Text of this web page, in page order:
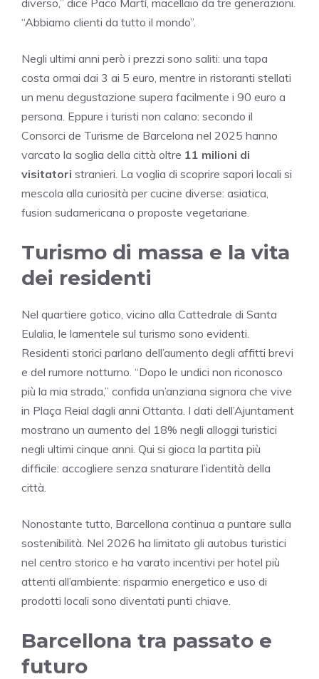
“Abbiamo clienti da tutto il mondo”.
Negli ultimi anni però i prezzi sono saliti: una tapa
costa ormai dai 3 ai 5 euro, mentre in ristoranti stellati
un menu degustazione supera facilmente i 90 euro a
persona. Eppure i turisti non calano: secondo il
Consorci de Turisme de Barcelona nel 2025 hanno
varcato la soglia della città oltre 11 milioni di
visitatori stranieri. La voglia di scoprire sapori locali si
mescola alla curiosità per cucine diverse: asiatica,
fusion sudamericana o proposte vegetariane.
Turismo di massa e la vita
dei residenti
Nel quartiere gotico, vicino alla Cattedrale di Santa
Eulalia, le lamentele sul turismo sono evidenti.
Residenti storici parlano dell’aumento degli affitti brevi
e del rumore notturno. “Dopo le undici non riconosco
più la mia strada,” confida un’anziana signora che vive
in Plaça Reial dagli anni Ottanta. I dati dell’Ajuntament
mostrano un aumento del 18% negli alloggi turistici
negli ultimi cinque anni. Qui si gioca la partita più
difficile: accogliere senza snaturare l’identità della
città.
Nonostante tutto, Barcellona continua a puntare sulla
sostenibilità. Nel 2026 ha limitato gli autobus turistici
nel centro storico e ha varato incentivi per hotel più
attenti all’ambiente: risparmio energetico e uso di
prodotti locali sono diventati punti chiave.
Barcellona tra passato e
futuro